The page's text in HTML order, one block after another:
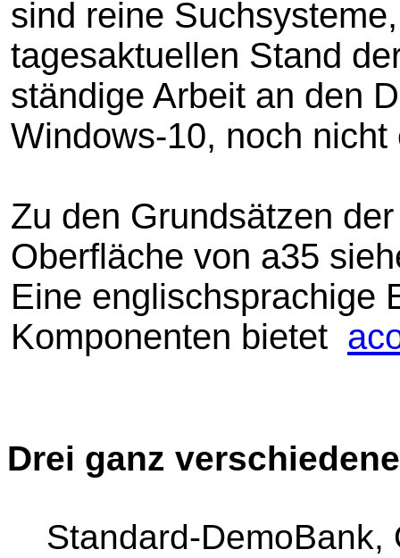
sind reine
tagesaktuellen Stand
ständige Arbeit an den
Windows-10, noch nicht
Zu den Grundsätzen
Oberfläche von a35
Eine englischsprachige
Komponenten bietet
Drei ganz
Standard-DemoBank,